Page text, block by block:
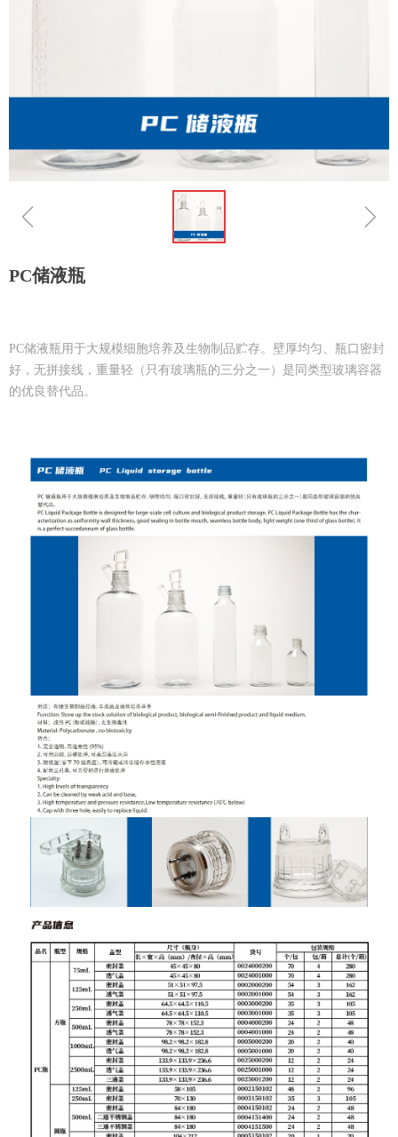
ꁆ ꁇ
PC储液瓶
PC储液瓶用于大规模细胞培养及生物制品贮存。壁厚均匀、瓶口密封
好，无拼接线，重量轻（只有玻璃瓶的三分之一）是同类型玻璃容器
的优良替代品。